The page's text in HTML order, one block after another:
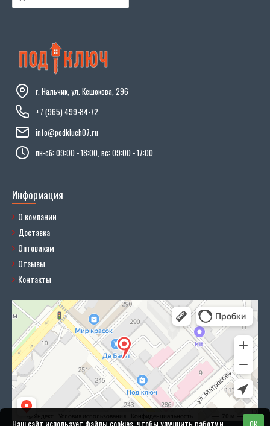
г. Нальчик, ул. Кешокова, 296
+7 (965) 499-84-72
info@podkluch07.ru
пн-сб: 09:00 - 18:00, вс: 09:00 - 17:00
Информация
О компании
Доставка
Оптовикам
Отзывы
Контакты
Наш сайт использует файлы cookies, чтобы улучшить работу и